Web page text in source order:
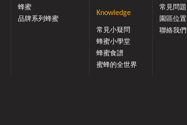
蜂蜜
品牌系列蜂蜜
Knowledge
常見小疑問
蜂蜜小學堂
蜂蜜食譜
蜜蜂的全世界
常見問題
園區位置
聯絡我們